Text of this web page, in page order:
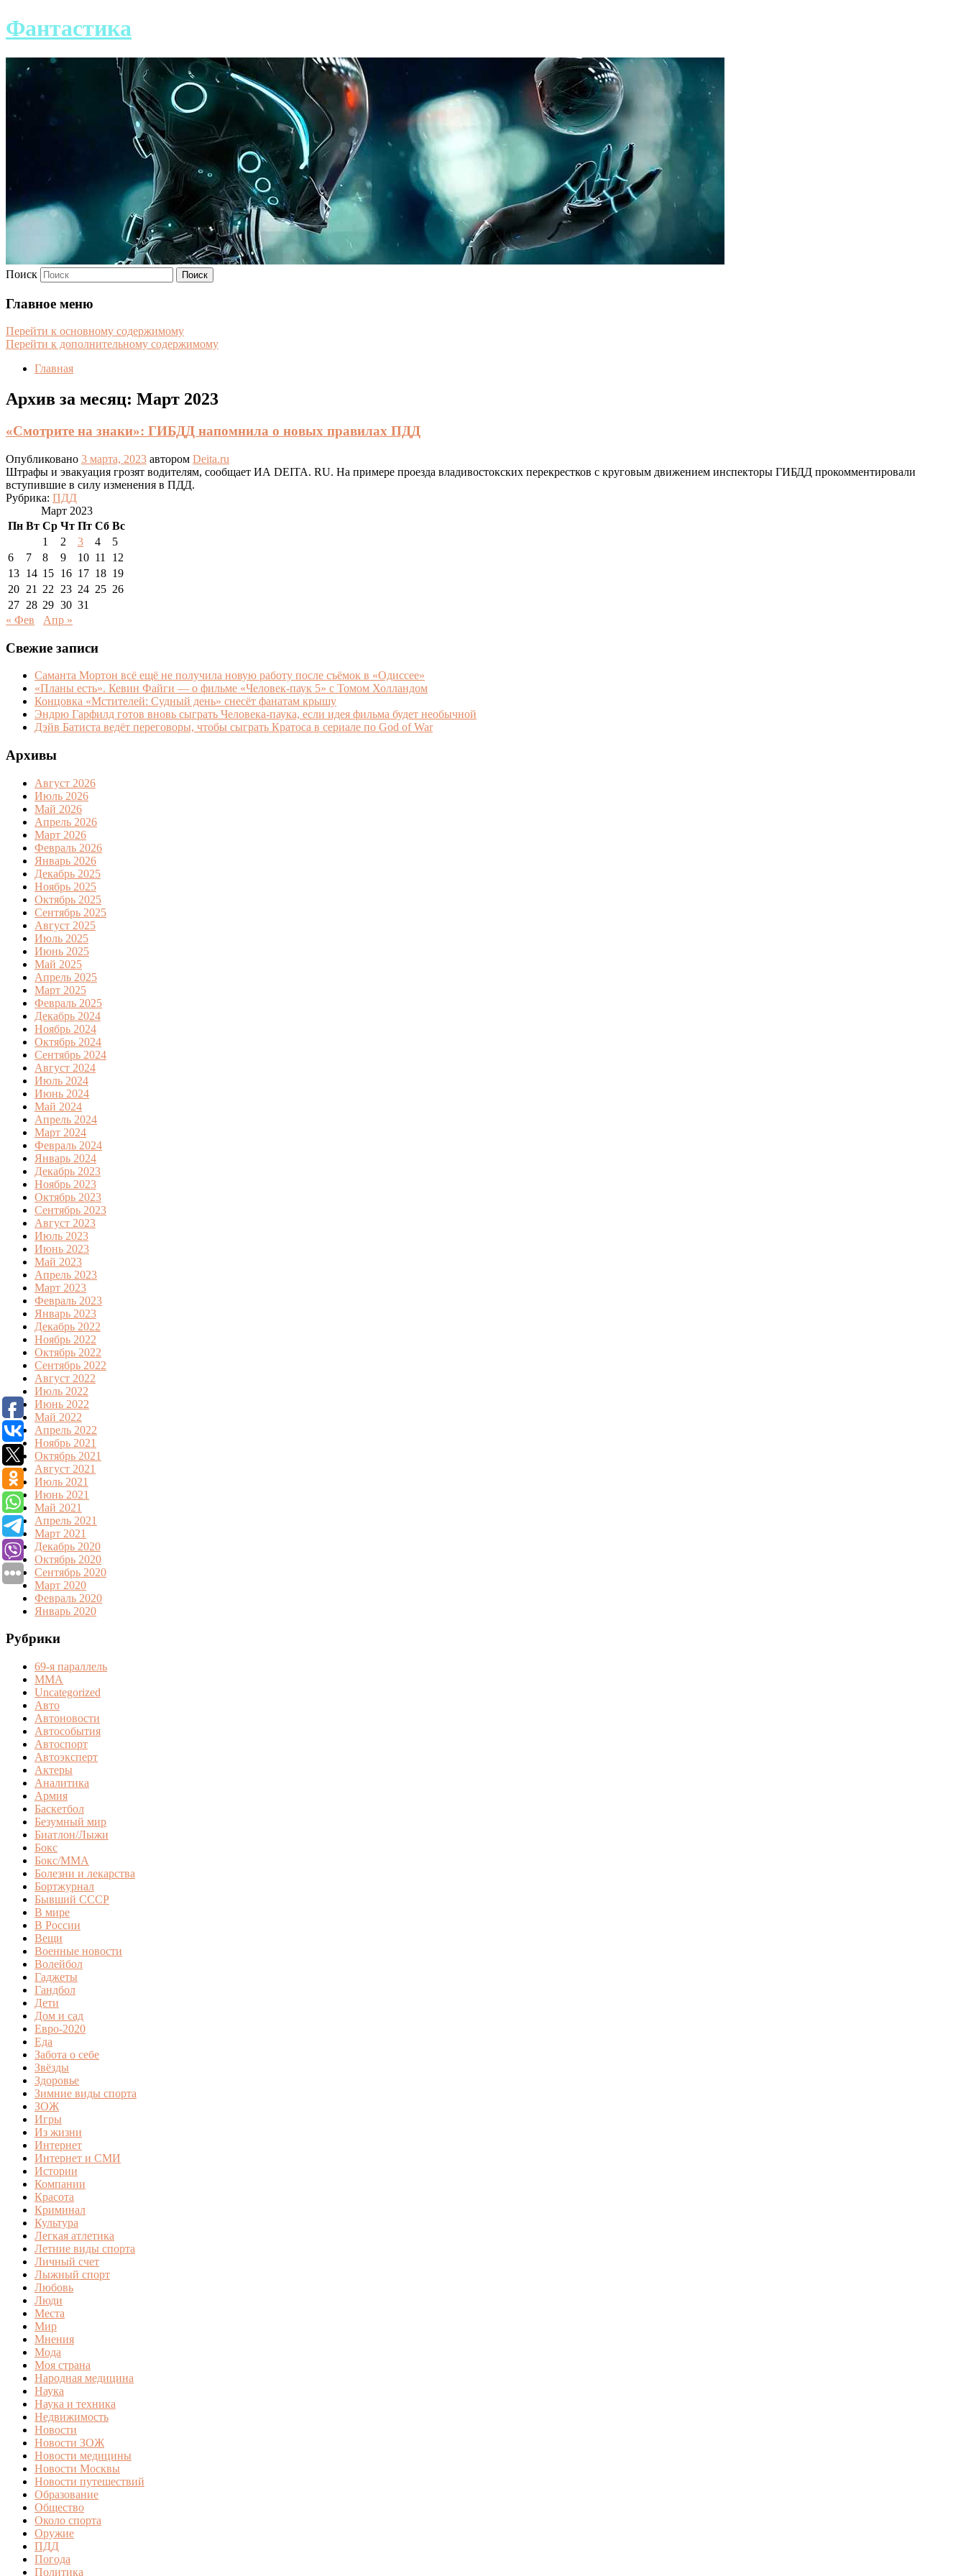
Фантастика
Поиск
Главное меню
Перейти к основному содержимому
Перейти к дополнительному содержимому
Главная
Архив за месяц: Март 2023
«Смотрите на знаки»: ГИБДД напомнила о новых правилах ПДД
Опубликовано 3 марта, 2023 автором Deita.ru
Штрафы и эвакуация грозят водителям, сообщает ИА DEITA. RU. На примере проезда владивостокских перекрестков с круговым движением инспекторы ГИБДД прокомментировали
вступившие в силу изменения в ПДД.
Рубрика: ПДД
Март 2023
Пн Вт Ср Чт Пт Сб Вс
1
2 3 4
5
6
7 8 9 10 11
12
13 14 15 16 17 18 19
20 21 22 23 24 25 26
27 28 29 30 31
« Фев
Апр »
Свежие записи
Саманта Мортон всё ещё не получила новую работу после съёмок в «Одиссее»
«Планы есть». Кевин Файги — о фильме «Человек-паук 5» с Томом Холландом
Концовка «Мстителей: Судный день» снесёт фанатам крышу
Эндрю Гарфилд готов вновь сыграть Человека-паука, если идея фильма будет необычной
Дэйв Батиста ведёт переговоры, чтобы сыграть Кратоса в сериале по God of War
Архивы
Август 2026
Июль 2026
Май 2026
Апрель 2026
Март 2026
Февраль 2026
Январь 2026
Декабрь 2025
Ноябрь 2025
Октябрь 2025
Сентябрь 2025
Август 2025
Июль 2025
Июнь 2025
Май 2025
Апрель 2025
Март 2025
Февраль 2025
Декабрь 2024
Ноябрь 2024
Октябрь 2024
Сентябрь 2024
Август 2024
Июль 2024
Июнь 2024
Май 2024
Апрель 2024
Март 2024
Февраль 2024
Январь 2024
Декабрь 2023
Ноябрь 2023
Октябрь 2023
Сентябрь 2023
Август 2023
Июль 2023
Июнь 2023
Май 2023
Апрель 2023
Март 2023
Февраль 2023
Январь 2023
Декабрь 2022
Ноябрь 2022
Октябрь 2022
Сентябрь 2022
Август 2022
Июль 2022
Июнь 2022
Май 2022
Апрель 2022
Ноябрь 2021
Октябрь 2021
Август 2021
Июль 2021
Июнь 2021
Май 2021
Апрель 2021
Март 2021
Декабрь 2020
Октябрь 2020
Сентябрь 2020
Март 2020
Февраль 2020
Январь 2020
Рубрики
69-я параллель
MMA
Uncategorized
Авто
Автоновости
Автособытия
Автоспорт
Автоэксперт
Актеры
Аналитика
Армия
Баскетбол
Безумный мир
Биатлон/Лыжи
Бокс
Бокс/MMA
Болезни и лекарства
Бортжурнал
Бывший СССР
В мире
В России
Вещи
Военные новости
Волейбол
Гаджеты
Гандбол
Дети
Дом и сад
Евро-2020
Еда
Забота о себе
Звёзды
Здоровье
Зимние виды спорта
ЗОЖ
Игры
Из жизни
Интернет
Интернет и СМИ
Истории
Компании
Красота
Криминал
Культура
Легкая атлетика
Летние виды спорта
Личный счет
Лыжный спорт
Любовь
Люди
Места
Мир
Мнения
Мода
Моя страна
Народная медицина
Наука
Наука и техника
Недвижимость
Новости
Новости ЗОЖ
Новости медицины
Новости Москвы
Новости путешествий
Образование
Общество
Около спорта
Оружие
ПДД
Погода
Политика